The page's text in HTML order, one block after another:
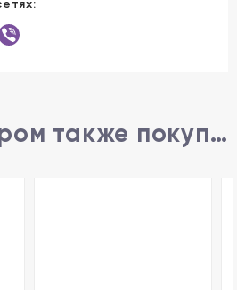
С этим товаром также покупают